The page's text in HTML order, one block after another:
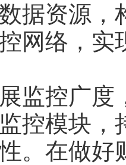
据资源，
网络，实
控广度，
控模块，
。在做好